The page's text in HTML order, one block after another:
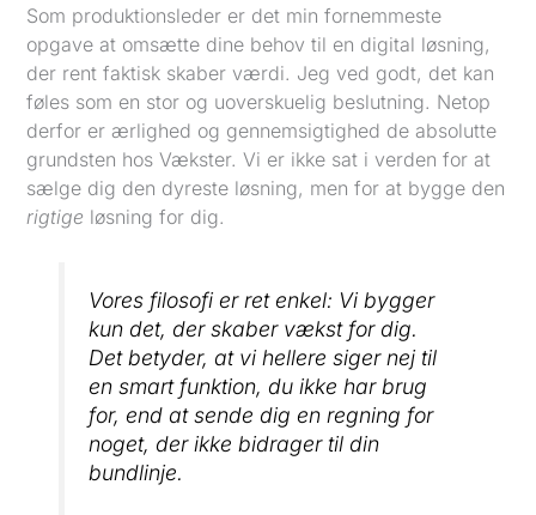
Som produktionsleder er det min fornemmeste
opgave at omsætte dine behov til en digital løsning,
der rent faktisk skaber værdi. Jeg ved godt, det kan
føles som en stor og uoverskuelig beslutning. Netop
derfor er ærlighed og gennemsigtighed de absolutte
grundsten hos Vækster. Vi er ikke sat i verden for at
sælge dig den dyreste løsning, men for at bygge den
rigtige løsning for dig.
Vores filosofi er ret enkel: Vi bygger
kun det, der skaber vækst for dig.
Det betyder, at vi hellere siger nej til
en smart funktion, du ikke har brug
for, end at sende dig en regning for
noget, der ikke bidrager til din
bundlinje.